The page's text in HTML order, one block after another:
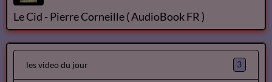
Le Cid - Pierre Corneille ( AudioBook FR )
les video du jour 3